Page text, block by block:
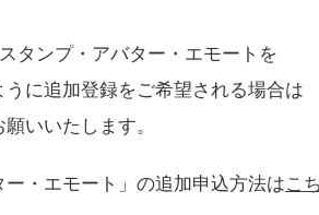
タンプ・アバター・エモートを
に追加登録をご希望される場合は
いいたします。
・エモート」の追加申込方法はこ